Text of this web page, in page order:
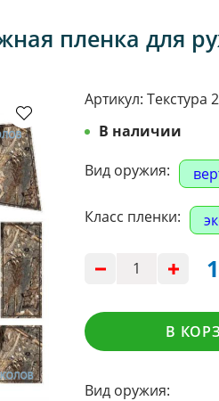
пленка для
Артикул: Текстура
В наличии
Вид оружия:
Класс пленки:
В
Вид оружия: